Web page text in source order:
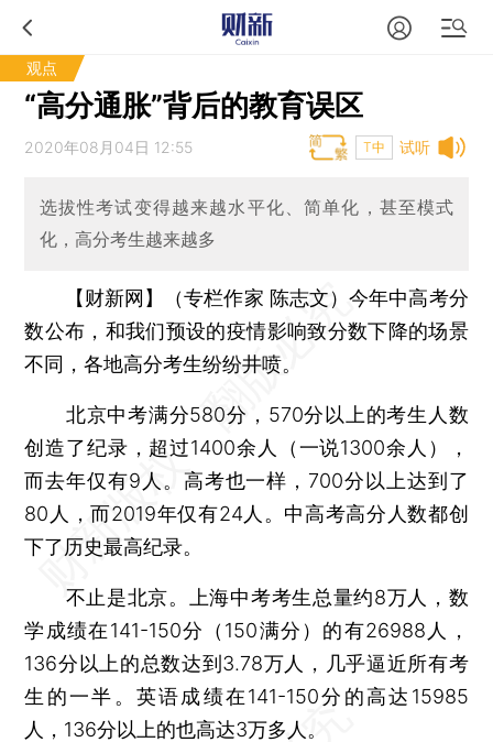
观点
“高分通胀”背后的教育误区
试听
2020年08月04日 12:55 T中
选拔性考试变得越来越水平化、简单化，甚至模式
化，高分考生越来越多
【财新网】（专栏作家 陈志文）今年中高考分
数公布，和我们预设的疫情影响致分数下降的场景
不同，各地高分考生纷纷井喷。
北京中考满分580分，570分以上的考生人数
创造了纪录，超过1400余人（一说1300余人），
而去年仅有9人。高考也一样，700分以上达到了
80人，而2019年仅有24人。中高考高分人数都创
下了历史最高纪录。
不止是北京。上海中考考生总量约8万人，数
学成绩在141-150分（150满分）的有26988人，
136分以上的总数达到3.78万人，几乎逼近所有考
生的一半。英语成绩在141-150分的高达15985
人，136分以上的也高达3万多人。